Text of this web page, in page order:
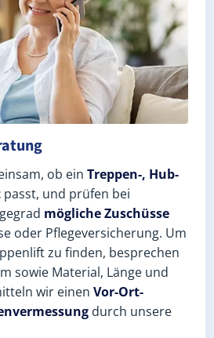
ob ein Treppen-, Hub-
passt, und prüfen bei
mögliche Zuschüsse
oder Pflegeversicherung. Um
zu finden, besprechen
sowie Material, Länge und
wir einen Vor-Ort-
durch unsere